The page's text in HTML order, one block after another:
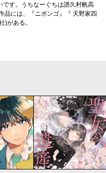
です。うちなーぐちは譜久村帆高
品には、『ニポンゴ』『 天野家四
)がある。